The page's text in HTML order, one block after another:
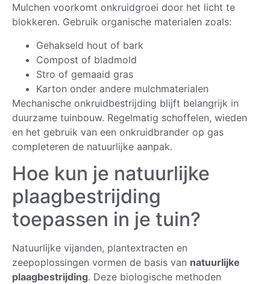
Mulchen voorkomt onkruidgroei door het licht te
blokkeren. Gebruik organische materialen zoals:
Gehakseld hout of bark
Compost of bladmold
Stro of gemaaid gras
Karton onder andere mulchmaterialen
Mechanische onkruidbestrijding blijft belangrijk in
duurzame tuinbouw. Regelmatig schoffelen, wieden
en het gebruik van een onkruidbrander op gas
completeren de natuurlijke aanpak.
Hoe kun je natuurlijke
plaagbestrijding
toepassen in je tuin?
Natuurlijke vijanden, plantextracten en
zeepoplossingen vormen de basis van natuurlijke
plaagbestrijding. Deze biologische methoden